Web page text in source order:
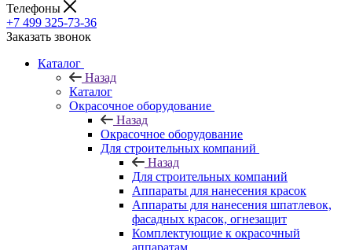
Телефоны
+7 499 325-73-36
Заказать звонок
Каталог
Назад
Каталог
Окрасочное оборудование
Назад
Окрасочное оборудование
Для строительных компаний
Назад
Для строительных компаний
Аппараты для нанесения красок
Аппараты для нанесения шпатлевок,
фасадных красок, огнезащит
Комплектующие к окрасочный
аппаратам